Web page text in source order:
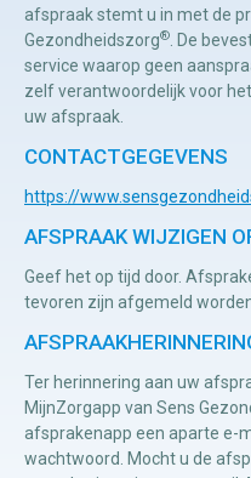
Manuele
therapie
Viscerale
therapie
Craniosacraal
Fysiotherapie
afspraak stemt u in met de
Gezondheidszorg®
. De
service waarop geen
zelf verantwoordelijk voor
uw afspraak.
CONTACTGEGEVENS
https://
AFSPRAAK WIJZIGEN
Geef het op tijd door.
tevoren zijn afgemeld
Ter herinnering aan uw
MijnZorgapp van Sens
afsprakenapp een aparte e-
wachtwoord. Mocht u de